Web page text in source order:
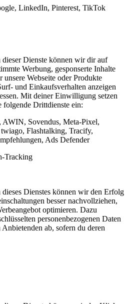
LinkedIn, Pinterest, TikTok
Dienste können wir dir auf
Werbung, gesponserte Inhalte
unsere Webseite oder Produkte
und Einkaufsverhalten anzeigen
Mit deiner Einwilligung setzen
folgende Drittdienste ein:
Sovendus, Meta-Pixel,
Flashtalking, Tracify,
Ads Defender
Tracking
Dienstes können wir den Erfolg
besser nachvollziehen,
optimieren. Dazu
personenbezogenen Daten
ab, sofern du deren